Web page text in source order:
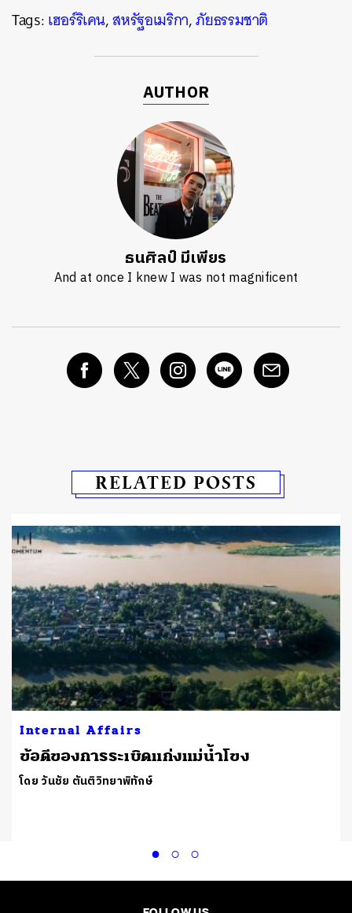
Tags:เฮอร์ริเคน,สหรัฐอเมริกา,ภัยธรรมชาติ
AUTHOR
ธนศิลป์ มีเพียร
And at once I knew I was not magnificent
RELATED POSTS
Internal Affairs
ข้อดีของการระเบิดแก่งแม่น้ำโขง
โดย วันชัย ตันติวิทยาพิทักษ์